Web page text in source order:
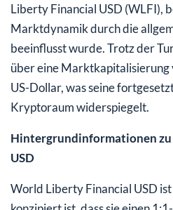
Liberty Financial USD (WLFI),
Marktdynamik durch die
beeinflusst wurde. Trotz der
über eine
US-Dollar, was seine
Kryptoraum widerspiegelt.
Hintergrundinformationen
USD
World Liberty Financial USD